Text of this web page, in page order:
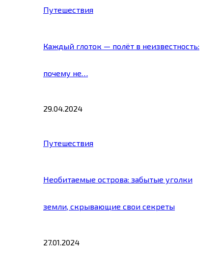
Путешествия
Каждый глоток — полёт в неизвестность:
почему не…
29.04.2024
Путешествия
Необитаемые острова: забытые уголки
земли, скрывающие свои секреты
27.01.2024